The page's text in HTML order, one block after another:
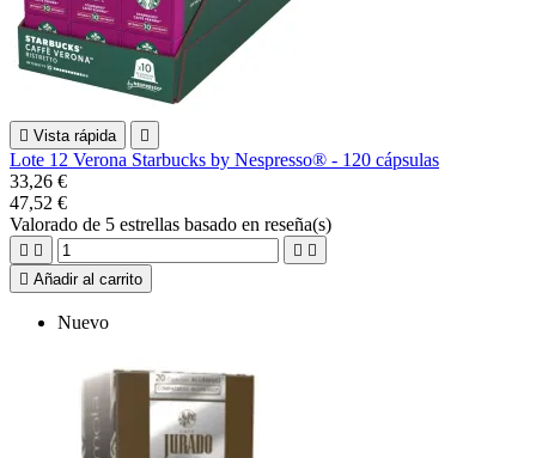
 Vista rápida 
Lote 12 Verona Starbucks by Nespresso® - 120 cápsulas
33,26 €
47,52 €
Valorado de 5 estrellas basado en reseña(s)
   
 Añadir al carrito
Nuevo